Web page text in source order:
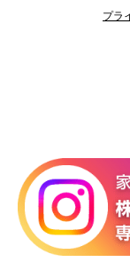
プラ